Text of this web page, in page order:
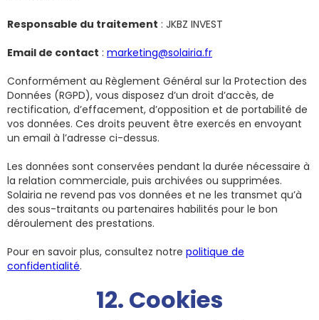
Responsable du traitement : JKBZ INVEST
Email de contact : marketing@solairia.fr
Conformément au Règlement Général sur la Protection des
Données (RGPD), vous disposez d’un droit d’accès, de
rectification, d’effacement, d’opposition et de portabilité de
vos données. Ces droits peuvent être exercés en envoyant
un email à l’adresse ci-dessus.
Les données sont conservées pendant la durée nécessaire à
la relation commerciale, puis archivées ou supprimées.
Solairia ne revend pas vos données et ne les transmet qu’à
des sous-traitants ou partenaires habilités pour le bon
déroulement des prestations.
Pour en savoir plus, consultez notre politique de
confidentialité.
12. Cookies